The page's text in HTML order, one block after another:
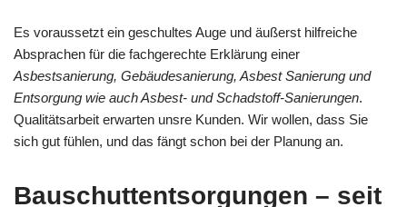
Es voraussetzt ein geschultes Auge und äußerst hilfreiche
Absprachen für die fachgerechte Erklärung einer
Asbestsanierung, Gebäudesanierung, Asbest Sanierung und
Entsorgung wie auch Asbest- und Schadstoff-Sanierungen.
Qualitätsarbeit erwarten unsre Kunden. Wir wollen, dass Sie
sich gut fühlen, und das fängt schon bei der Planung an.
Bauschuttentsorgungen – seit